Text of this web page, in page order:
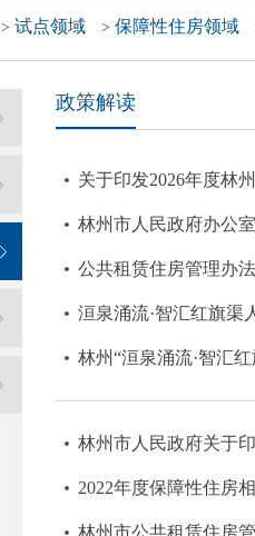
> 试点领域 > 保障性住房领域
政策解读
关于印发2026年度林
林州市人民政府办公
公共租赁住房管理办法
洹泉涌流·智汇红旗渠
林州“洹泉涌流·智汇
林州市人民政府关于
2022年度保障性住房
林州市公共租赁住房